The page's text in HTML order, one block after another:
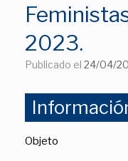
2023.
Publicado el 24/04/
Objeto